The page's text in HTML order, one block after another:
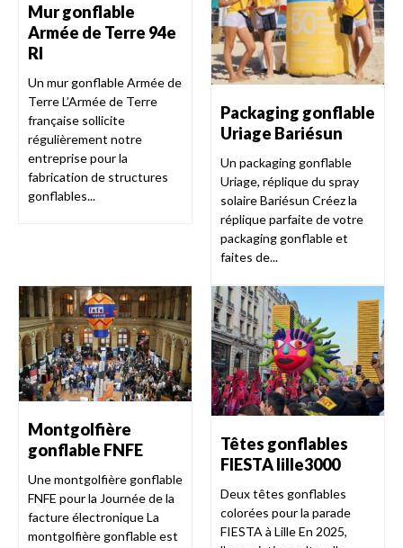
Mur gonflable
Armée de Terre 94e
RI
Un mur gonflable Armée de
Terre L’Armée de Terre
française sollicite
régulièrement notre
entreprise pour la
fabrication de structures
gonflables...
Packaging gonflable
Uriage Bariésun
Un packaging gonflable
Uriage, réplique du spray
solaire Bariésun Créez la
réplique parfaite de votre
packaging gonflable et
faites de...
Montgolfière
gonflable FNFE
Une montgolfière gonflable
FNFE pour la Journée de la
facture électronique La
montgolfière gonflable est
Têtes gonflables
FIESTA lille3000
Deux têtes gonflables
colorées pour la parade
FIESTA à Lille En 2025,